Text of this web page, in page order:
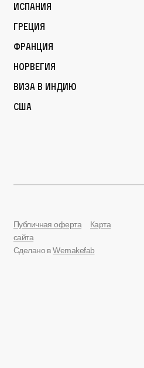
Испания
Греция
Франция
Норвегия
Виза в Индию
США
Публичная оферта
Карта
сайта
Сделано вWemakefab